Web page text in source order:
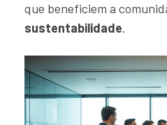
que beneficiem a
sustentabilidade.